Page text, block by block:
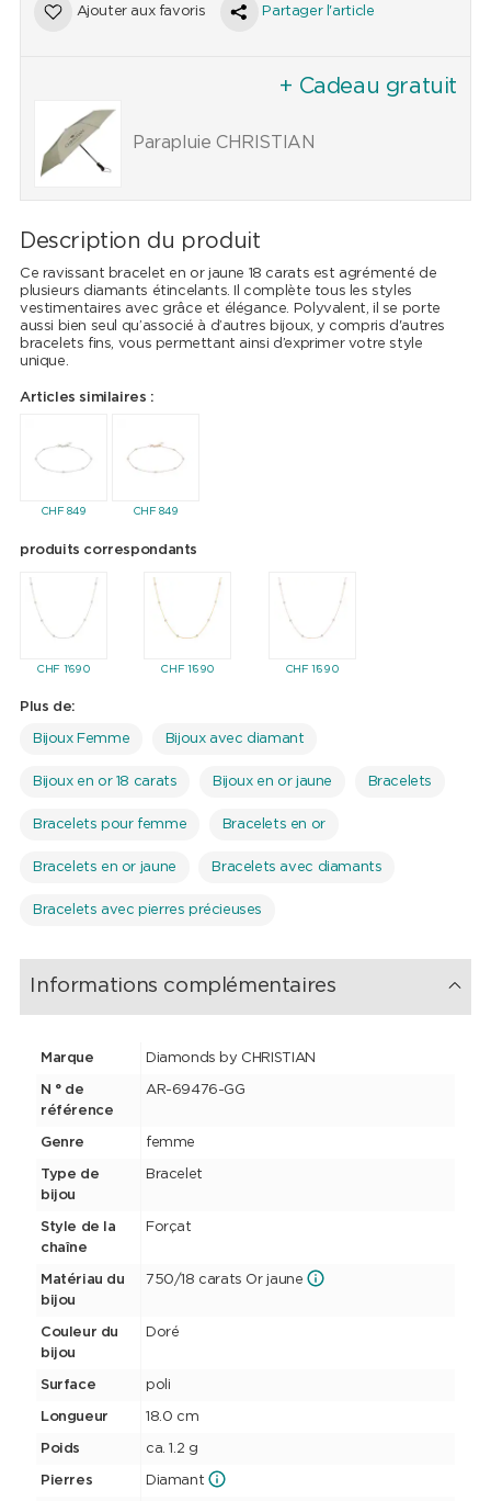
Ajouter aux favoris Partager l'article
+ Cadeau gratuit
Parapluie CHRISTIAN
Description du produit
Ce ravissant bracelet en or jaune 18 carats est agrémenté de
plusieurs diamants étincelants. Il complète tous les styles
vestimentaires avec grâce et élégance. Polyvalent, il se porte
aussi bien seul qu’associé à d’autres bijoux, y compris d'autres
bracelets fins, vous permettant ainsi d’exprimer votre style
unique.
Articles similaires :
CHF849 CHF849
produits correspondants
CHF 1'690 CHF1'690 CHF1'690
Plus de:
Bijoux Femme Bijoux avec diamant
Bijoux en or 18 carats Bijoux en or jaune Bracelets
Bracelets pour femme Bracelets en or
Bracelets en or jaune Bracelets avec diamants
Bracelets avec pierres précieuses
Informations complémentaires
Marque Diamonds by CHRISTIAN
N ° de
référence
AR-69476-GG
Genre femme
Type de
bijou
Bracelet
Style de la
chaîne
Forçat
Matériau du
bijou
750/18 carats Or jaune
Couleur du
bijou
Doré
Surface poli
Longueur 18.0 cm
Poids ca. 1.2 g
Pierres Diamant